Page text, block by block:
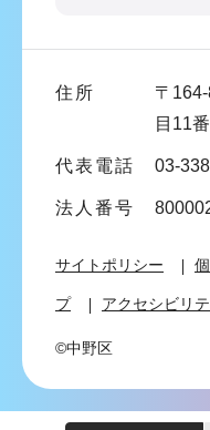
ま
住所
〒
目11
代表電話 03-
法人番号
サイトポリシー
プ アクセシビリ
©中野区